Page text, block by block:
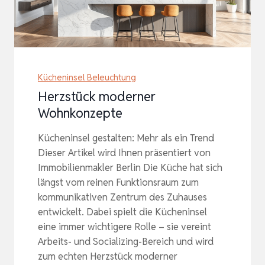
Kücheninsel Beleuchtung
Herzstück moderner
Wohnkonzepte
Kücheninsel gestalten: Mehr als ein Trend
Dieser Artikel wird Ihnen präsentiert von
Immobilienmakler Berlin Die Küche hat sich
längst vom reinen Funktionsraum zum
kommunikativen Zentrum des Zuhauses
entwickelt. Dabei spielt die Kücheninsel
eine immer wichtigere Rolle – sie vereint
Arbeits- und Socializing-Bereich und wird
zum echten Herzstück moderner